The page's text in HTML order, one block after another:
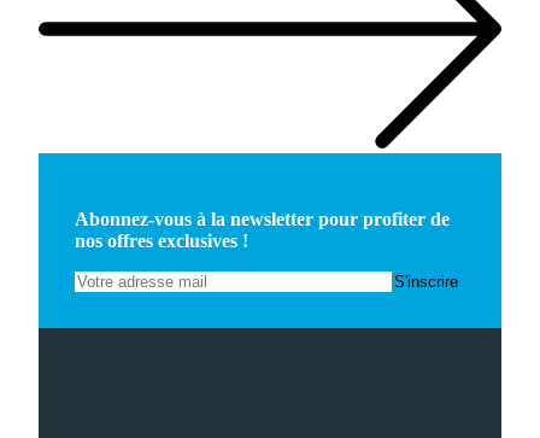
Abonnez-vous à la newsletter pour profiter de
nos offres exclusives !